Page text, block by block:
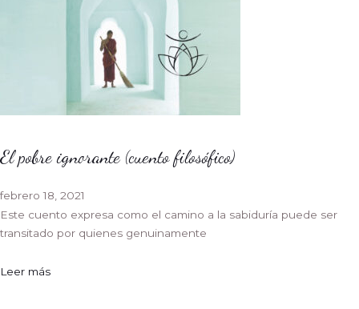
El pobre ignorante (cuento filosófico)
febrero 18, 2021
Este cuento expresa como el camino a la sabiduría puede ser
transitado por quienes genuinamente
Leer más